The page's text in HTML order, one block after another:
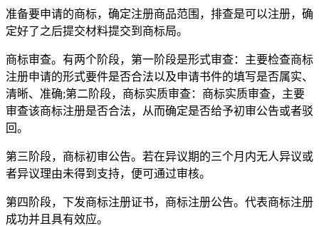
准备要申请的商标，确定注册商品范围，排查是可以注册，确
定好了之后提交材料提交到商标局。
商标审查。有两个阶段，第一阶段是形式审查：主要检查商标
注册申请的形式要件是否合法以及申请书件的填写是否属实、
清晰、准确;第二阶段，商标实质审查：商标实质审查，主要
审查该商标注册是否合法，从而确定是否给予初审公告或者驳
回。
第三阶段，商标初审公告。若在异议期的三个月内无人异议或
者异议理由未得到支持，便可通过审核。
第四阶段，下发商标注册证书，商标注册公告。代表商标注册
成功并且具有效应。